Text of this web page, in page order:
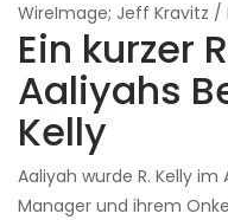
WireImage; Jeff Kravitz /
Ein kurzer
Aaliyahs
Kelly
Aaliyah wurde R. Kelly
Manager und ihrem